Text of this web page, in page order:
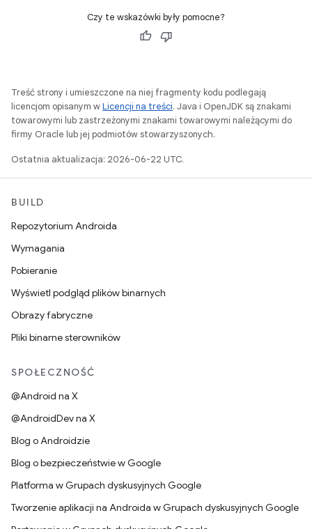
Czy te wskazówki były pomocne?
Treść strony i umieszczone na niej fragmenty kodu podlegają
licencjom opisanym wLicencji na treści. Java i OpenJDK są znakami
towarowymi lub zastrzeżonymi znakami towarowymi należącymi do
firmy Oracle lub jej podmiotów stowarzyszonych.
Ostatnia aktualizacja: 2026-06-22 UTC.
BUILD
Repozytorium Androida
Wymagania
Pobieranie
Wyświetl podgląd plików binarnych
Obrazy fabryczne
Pliki binarne sterowników
SPOŁECZNOŚĆ
@Android na X
@AndroidDev na X
Blog o Androidzie
Blog o bezpieczeństwie w Google
Platforma w Grupach dyskusyjnych Google
Tworzenie aplikacji na Androida w Grupach dyskusyjnych Google